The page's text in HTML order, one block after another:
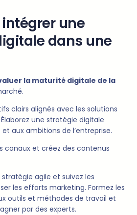
une
dans une
la maturité digitale de la
clairs alignés avec les solutions
une stratégie digitale
aux ambitions de l’entreprise.
canaux et créez des contenus
agile et suivez les
les efforts marketing. Formez les
outils et méthodes de travail et
par des experts.